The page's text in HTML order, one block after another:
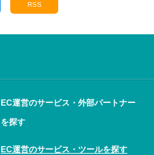
RSS
EC運営のサービス・外部パートナー
を探す
EC運営のサービス・ツールを探す